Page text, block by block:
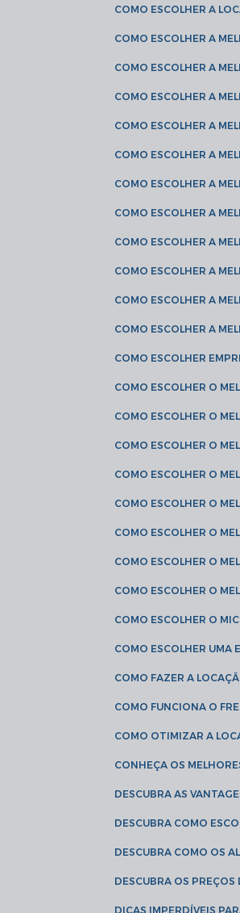
COMO ESCOLHER A
COMO ESCOLHER A
COMO ESCOLHER A
COMO ESCOLHER A
COMO ESCOLHER A
COMO ESCOLHER A
COMO ESCOLHER A
COMO ESCOLHER A
COMO ESCOLHER A
COMO ESCOLHER A
COMO ESCOLHER A
COMO ESCOLHER A
COMO ESCOLHER
COMO ESCOLHER O
COMO ESCOLHER O
COMO ESCOLHER O
COMO ESCOLHER O
COMO ESCOLHER O
COMO ESCOLHER O
COMO ESCOLHER O
COMO ESCOLHER O
COMO ESCOLHER O
COMO ESCOLHER
COMO FAZER A
COMO FUNCIONA O
COMO OTIMIZAR A
CONHEÇA OS
DESCUBRA AS
DESCUBRA COMO
DESCUBRA COMO OS
DESCUBRA OS
DICAS IMPERDÍVEIS